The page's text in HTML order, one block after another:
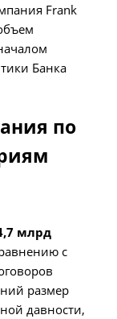
Frank
Банка
по
млрд
с
размер
давности,